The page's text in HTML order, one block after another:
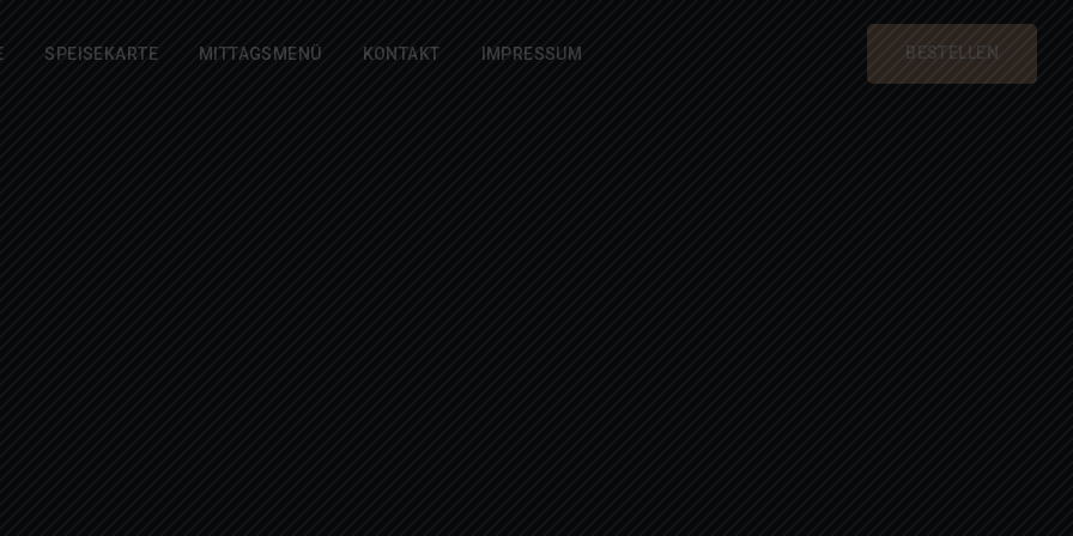
SPEISEKARTE MITTAGSMENÜ KONTAKT IMPRESSUM BESTELLEN